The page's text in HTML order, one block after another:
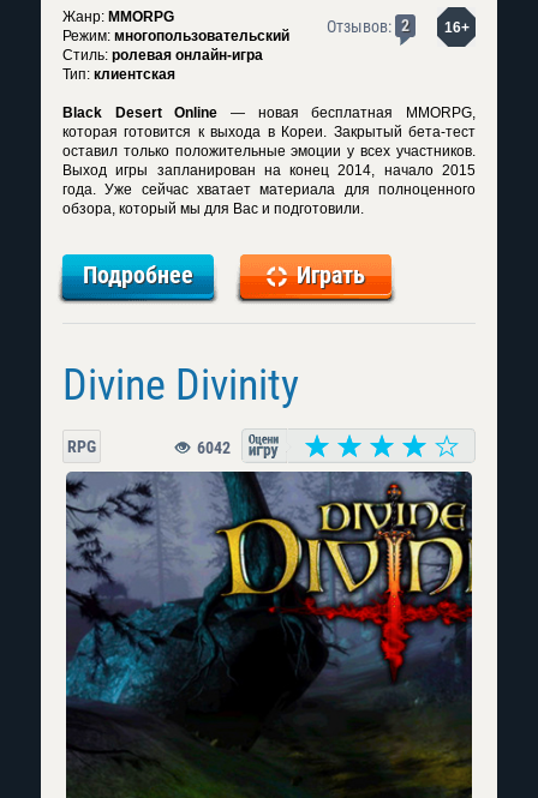
16+
Отзывов: 2
Жанр: MMORPG
Режим: многопользовательский
Стиль: ролевая онлайн-игра
Тип: клиентская
Black Desert Online — новая бесплатная MMORPG,
которая готовится к выхода в Кореи. Закрытый бета-тест
оставил только положительные эмоции у всех участников.
Выход игры запланирован на конец 2014, начало 2015
года. Уже сейчас хватает материала для полноценного
обзора, который мы для Вас и подготовили.
Подробнее Играть
Divine Divinity
RPG 6042